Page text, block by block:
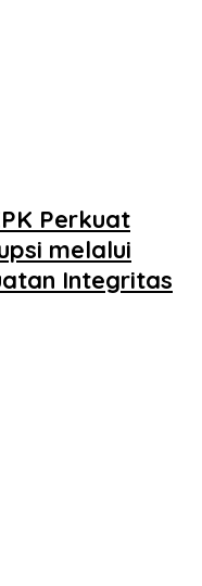
Perkuat
melalui
Integritas